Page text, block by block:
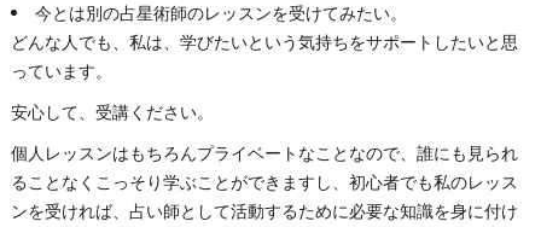
今とは別の占星術師のレッスンを受けてみたい。
どんな人でも、私は、学びたいという気持ちをサポートしたいと思
っています。
安心して、受講ください。
個人レッスンはもちろんプライベートなことなので、誰にも見られ
ることなくこっそり学ぶことができますし、初心者でも私のレッス
ンを受ければ、占い師として活動するために必要な知識を身に付け